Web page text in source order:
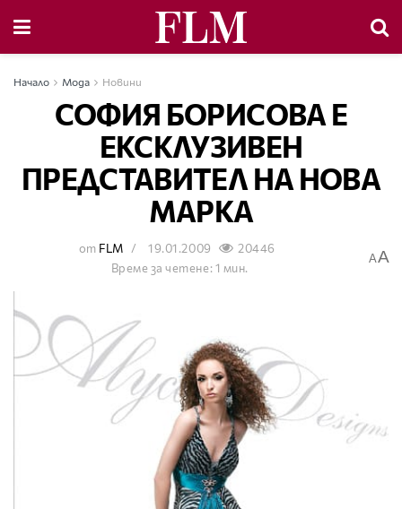
Начало Мода Новини
СОФИЯ БОРИСОВА Е
ЕКСКЛУЗИВЕН
ПРЕДСТАВИТЕЛ НА НОВА
МАРКА
от FLM 19.01.2009
20446
Време за четене: 1 мин.
AA